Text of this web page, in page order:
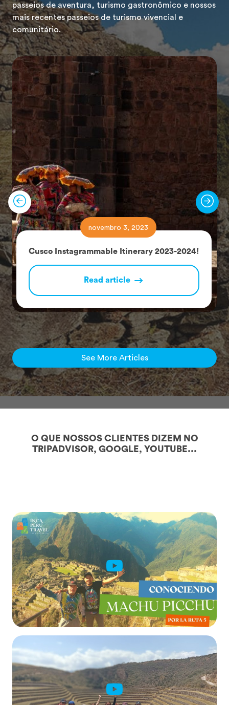
passeios de aventura, turismo gastronômico e nossos
mais recentes passeios de turismo vivencial e
comunitário.
novembro 3, 2023
Cusco Instagrammable Itinerary 2023-2024!
Read article
See More Articles
O QUE NOSSOS CLIENTES DIZEM NO
TRIPADVISOR, GOOGLE, YOUTUBE...